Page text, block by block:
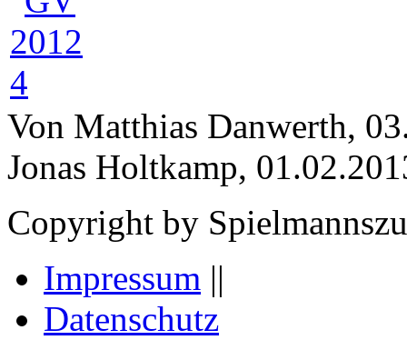
Von Matthias Danwerth,
Jonas Holtkamp,
Copyright by
Impressum ||
Datenschutz